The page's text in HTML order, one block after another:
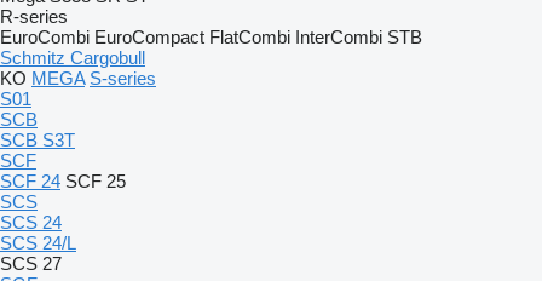
R-series
EuroCombi EuroCompact FlatCombi InterCombi STB
Schmitz Cargobull
KO MEGA S-series
S01
SCB
SCB S3T
SCF
SCF 24 SCF 25
SCS
SCS 24
SCS 24/L
SCS 27